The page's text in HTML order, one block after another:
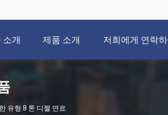
소개 제품 소개 저희에게 연락하
유형 8 톤 디젤 연료